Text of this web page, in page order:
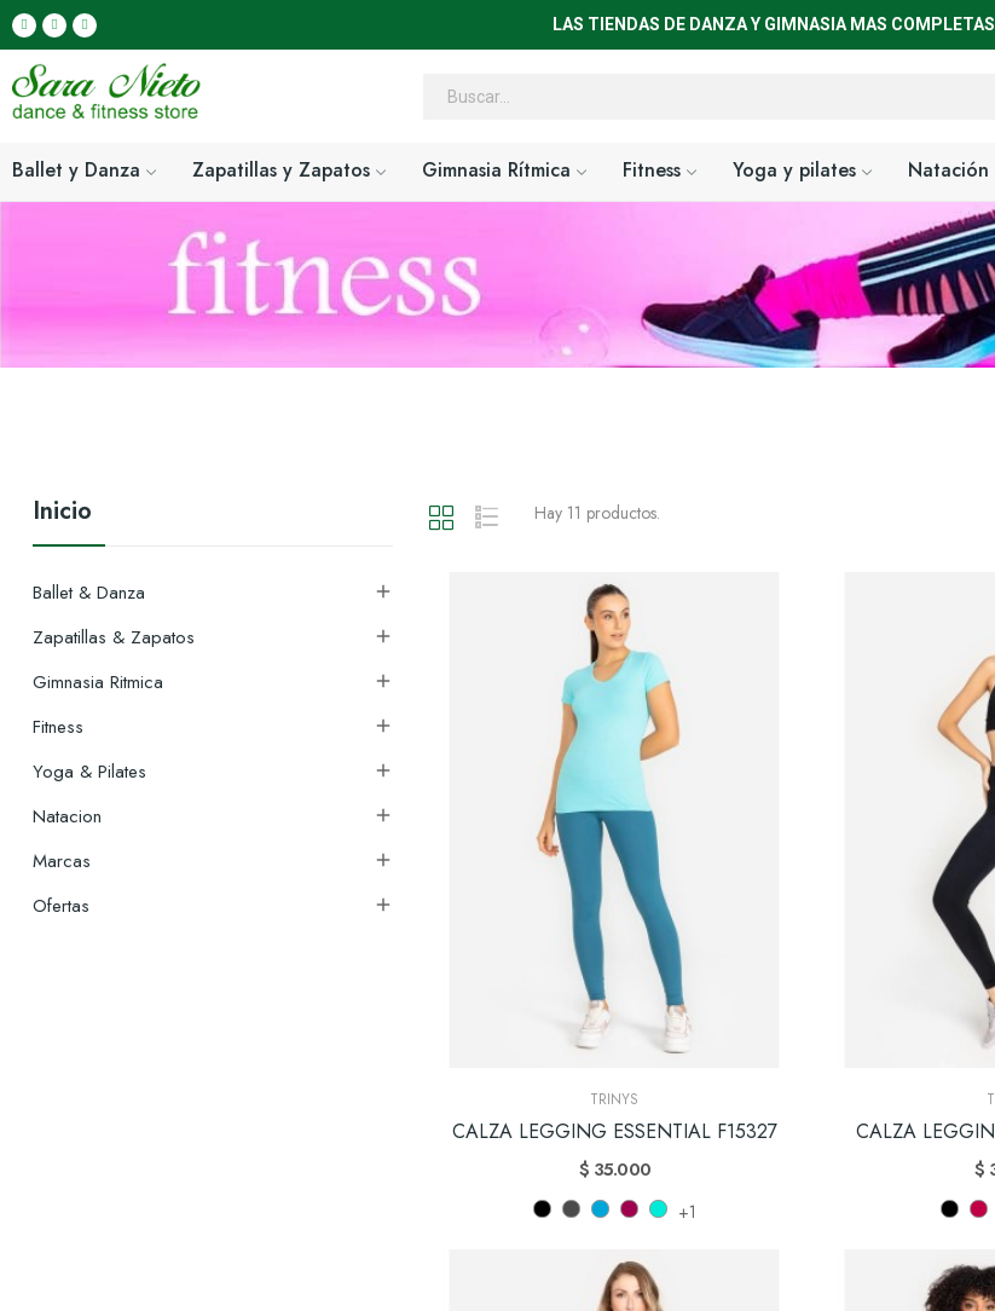
LAS TIENDAS DE DANZA Y GIMNASIA MAS
Ballet y Danza Zapatillas y Zapatos Gimnasia Rítmica Fitness Yoga y pilates Natación
Inicio
Ballet & Danza 
Zapatillas & Zapatos 
Gimnasia Ritmica 
Fitness 
Yoga & Pilates 
Natacion 
Marcas 
Ofertas 
Hay 11 productos.
TRINYS
CALZA LEGGING ESSENTIAL F15327
$ 35.000
+1
CALZA
$